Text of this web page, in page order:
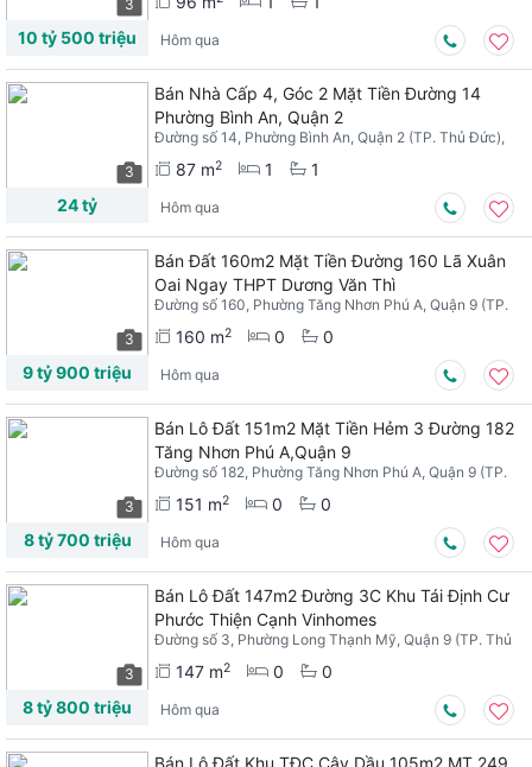
3
10 tỷ 500 triệu
Hôm qua
3
Bán Nhà Cấp 4, Góc 2 Mặt Tiền Đường 14
Phường Bình An, Quận 2
Đường số 14, Phường Bình An, Quận 2 (TP. Thủ Đức),
87 m2 1
1
24 tỷ
Hôm qua
3
Bán Đất 160m2 Mặt Tiền Đường 160 Lã Xuân
Oai Ngay THPT Dương Văn Thì
Đường số 160, Phường Tăng Nhơn Phú A, Quận 9 (TP.
160 m2 0
0
9 tỷ 900 triệu
Hôm qua
3
Bán Lô Đất 151m2 Mặt Tiền Hẻm 3 Đường 182
Tăng Nhơn Phú A,Quận 9
Đường số 182, Phường Tăng Nhơn Phú A, Quận 9 (TP.
151 m2 0
0
8 tỷ 700 triệu
Hôm qua
3
Bán Lô Đất 147m2 Đường 3C Khu Tái Định Cư
Phước Thiện Cạnh Vinhomes
Đường số 3, Phường Long Thạnh Mỹ, Quận 9 (TP. Thủ
147 m2 0
0
8 tỷ 800 triệu
Hôm qua
Bán Lô Đất Khu TĐC Cây Dầu 105m2 MT 249